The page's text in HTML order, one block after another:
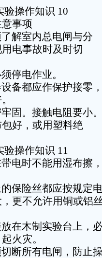
验操作知识 10
事项
解室内总电闸与分
电事故时及时切
停电作业。
备都应作保护接零
固。接触电阻要小
好，或用塑料绝
验操作知识 11
电时不能用湿布擦
保险丝都应按规定
更不允许用铜或铝
在木制实验台上，
火灾。
断所有电闸，防止